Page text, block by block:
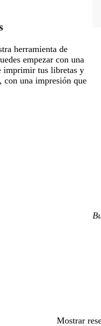
herramienta de
empezar con una
imprimir tus libretas y
con una impresión que
Mostrar